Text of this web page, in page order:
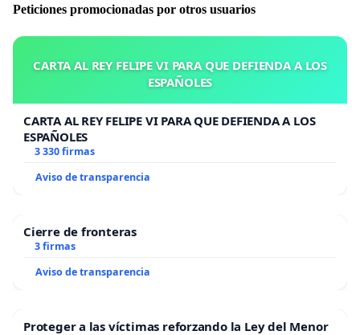
Peticiones promocionadas por otros usuarios
CARTA AL REY FELIPE VI PARA QUE DEFIENDA A LOS
ESPAÑOLES
CARTA AL REY FELIPE VI PARA QUE DEFIENDA A LOS
ESPAÑOLES
3 330 firmas
Aviso de transparencia
Cierre de fronteras
3 firmas
Aviso de transparencia
Proteger a las víctimas reforzando la Ley del Menor